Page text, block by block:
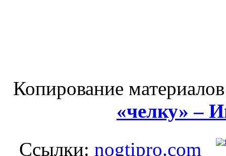
Копирование
«челку» –
Ссылки: nogtipro.com